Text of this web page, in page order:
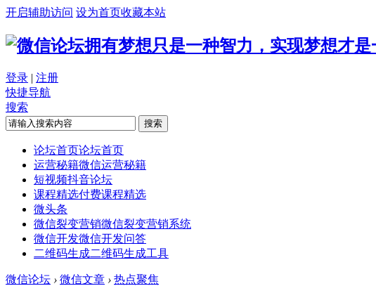
开启辅助访问 设为首页收藏本站
拥有梦想只是一种智力，实现梦想才是
登录 | 注册
快捷导航
搜索
搜索
论坛首页论坛首页
运营秘籍微信运营秘籍
短视频抖音论坛
课程精选付费课程精选
微头条
微信裂变营销微信裂变营销系统
微信开发微信开发问答
二维码生成二维码生成工具
微信论坛 › 微信文章 › 热点聚焦